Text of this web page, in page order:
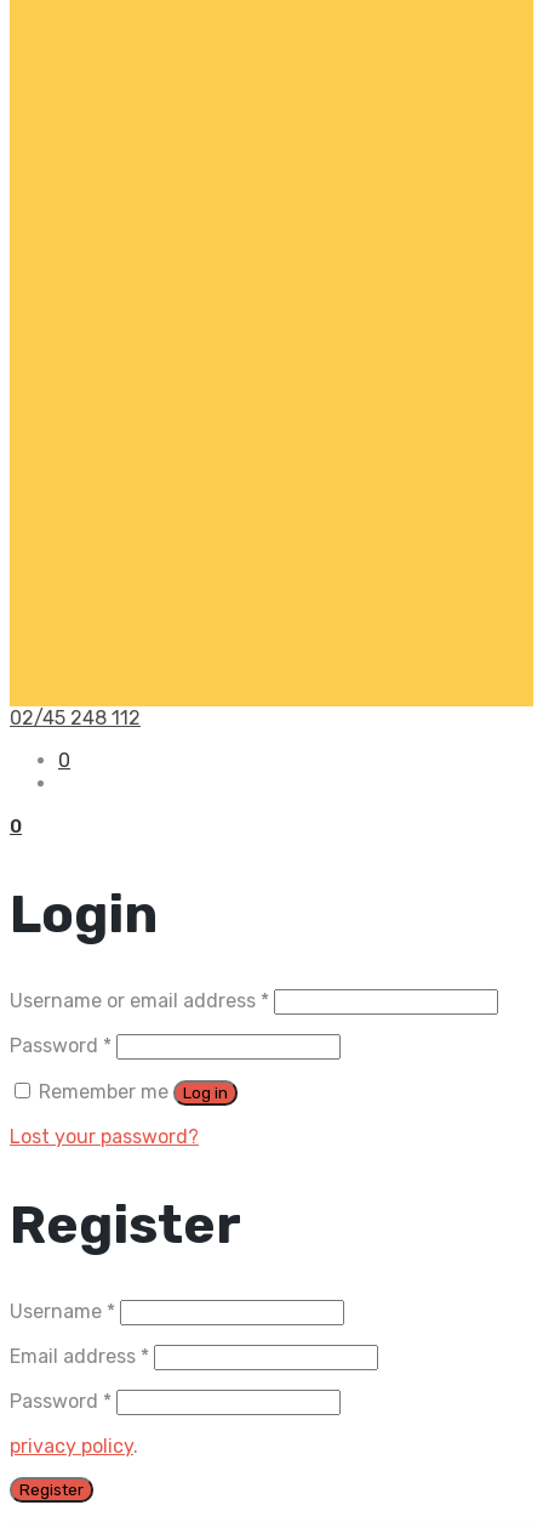
02/45 248 112
0
0
Login
Username or email address *
Password *
Remember me
Log in
Lost your password?
Register
Username *
Email address *
Password *
privacy policy.
Register